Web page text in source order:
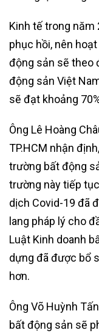
Kinh tế trong năm
phục hồi, nên
động sản sẽ theo
động sản Việt
sẽ đạt khoảng
Ông Lê Hoàng
TP.HCM nhận
trường bất động
trường này tiếp
dịch Covid-19 đã
lang pháp lý cho
Luật Kinh doanh
dựng đã được bổ
hơn.
Ông Võ Huỳnh
bất động sản sẽ